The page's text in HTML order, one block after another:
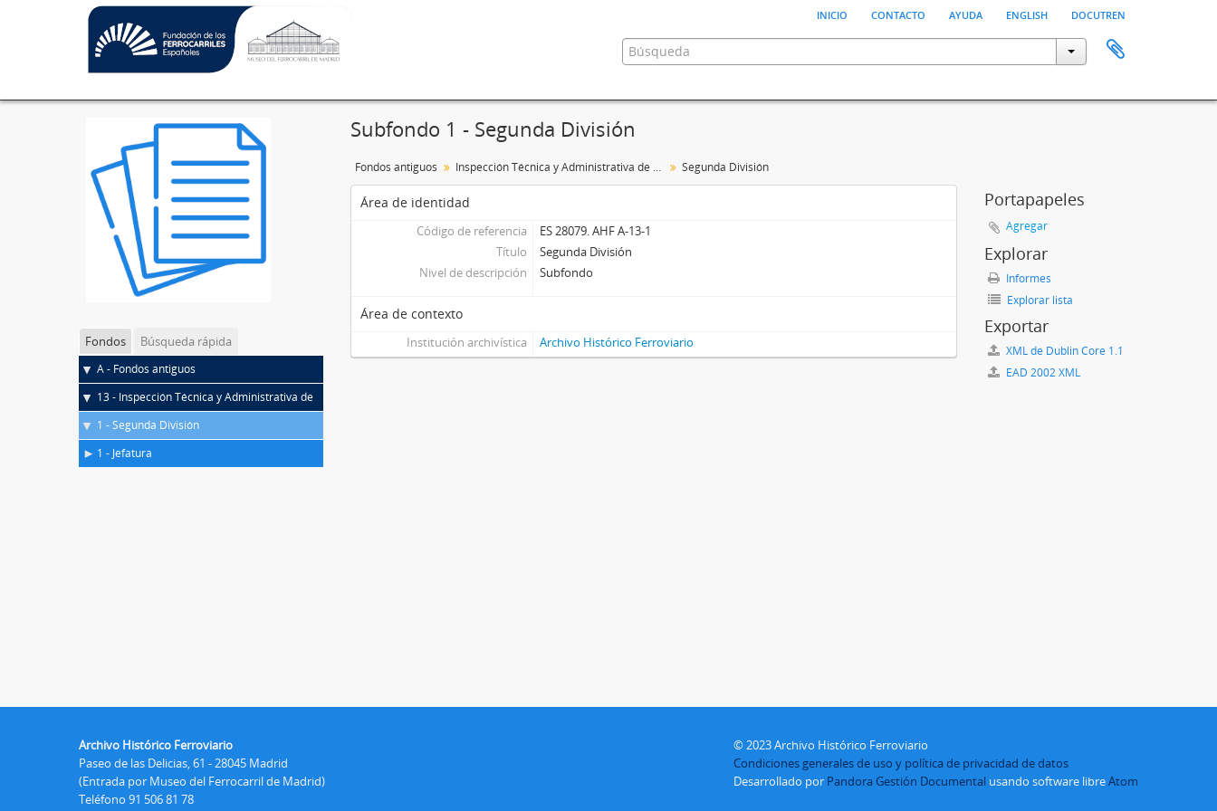
inicio contacto ayuda english docutren
Fondos Búsqueda rápida
A - Fondos antiguos
13 - Inspección Técnica y Administrativa de Ferrocarriles
1 - Segunda División
1 - Jefatura
Subfondo 1 - Segunda División
Fondos antiguos Inspección Técnica y Administrativa de Ferrocarriles Segunda División
Área de identidad
Código de referencia
ES 28079. AHF A-13-1
Título
Segunda División
Nivel de descripción
Subfondo
Área de contexto
Institución archivística Archivo Histórico Ferroviario
Portapapeles
Agregar
Explorar
Informes
Explorar lista
Exportar
XML de Dublin Core 1.1
EAD 2002 XML
Archivo Histórico Ferroviario
Paseo de las Delicias, 61 - 28045 Madrid
(Entrada por Museo del Ferrocarril de Madrid)
Teléfono 91 506 81 78
© 2023 Archivo Histórico Ferroviario
Condiciones generales de uso y política de privacidad de datos
Desarrollado por Pandora Gestión Documental usando software libreAtom